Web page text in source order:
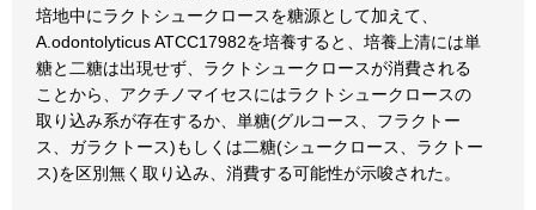
培地中にラクトシュークロースを糖源として加えて、
A.odontolyticus ATCC17982を培養すると、培養上清には単
糖と二糖は出現せず、ラクトシュークロースが消費される
ことから、アクチノマイセスにはラクトシュークロースの
取り込み系が存在するか、単糖(グルコース、フラクトー
ス、ガラクトース)もしくは二糖(シュークロース、ラクトー
ス)を区別無く取り込み、消費する可能性が示唆された。